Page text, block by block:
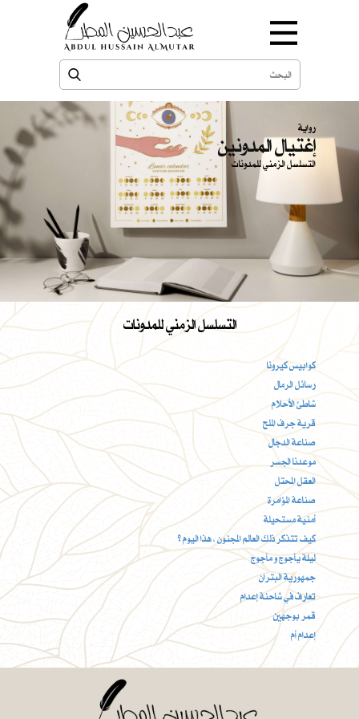
رواية
إغتيال المدونين
التسلسل الزمني للمدونات
التسلسل الزمني للمدونات
كوابيس كيرونا
رسائل الرمال
شاطئ الأحلام
قرية جرف الملح
صناعة الدجال
موعدنا الجسر
العقل المحتل
صناعة المؤامرة
أمنية مستحيلة
كيف تتذكر ذلك العالم المجنون ، هذا اليوم ؟
ليلة يأجوج و مأجوج
جمهورية البتران
تعارف في شاحنة إعدام
قمر بوجهين
إعدام أم